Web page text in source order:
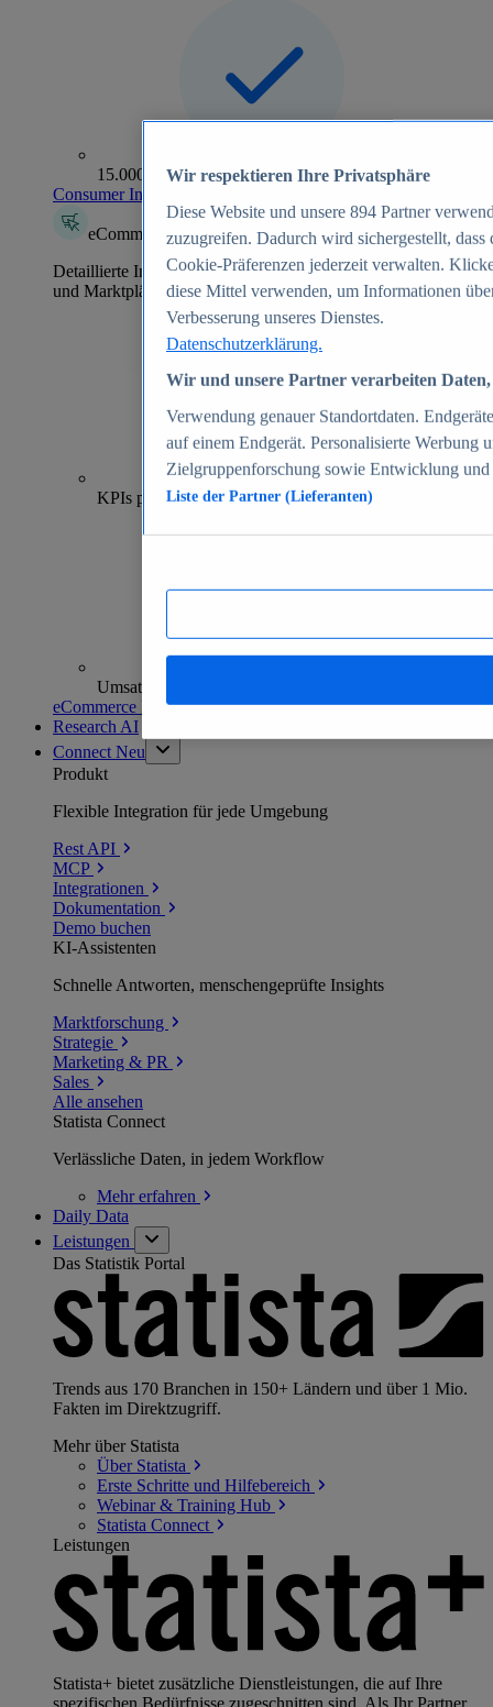
15.000+ Marken
Consumer Insights entdecken
eCommerce Insights
Detaillierte Informationen zu mehr als 39.000 Online-Shops
und Marktplätzen
70+
KPIs pro Shop
Umsatzanalysen und -prognosen
eCommerce Insights entdecken
Research AI
Connect Neu
Produkt
Flexible Integration für jede Umgebung
Rest API
MCP
Integrationen
Dokumentation
Demo buchen
KI-Assistenten
Schnelle Antworten, menschengeprüfte Insights
Marktforschung
Strategie
Marketing & PR
Sales
Alle ansehen
Statista Connect
Verlässliche Daten, in jedem Workflow
Mehrerfahren
Daily Data
Leistungen
Das Statistik Portal
Trends aus 170 Branchen in 150+ Ländern und über 1 Mio.
Fakten im Direktzugriff.
Mehr über Statista
Über Statista
Erste Schritte und Hilfebereich
Webinar & Training Hub
Statista Connect
Leistungen
Statista+ bietet zusätzliche Dienstleistungen, die auf Ihre
spezifischen Bedürfnisse zugeschnitten sind. Als Ihr Partner
Wir respektieren Ihre Privatsphäre
Diese Website und unsere 894 Partner
zuzugreifen. Dadurch wird sichergestellt,
Cookie-Präferenzen jederzeit verwalten.
diese Mittel verwenden, um Informationen
Verbesserung unseres Dienstes.
Datenschutzerklärung.
Wir und unsere Partner verarbeiten
Verwendung genauer Standortdaten.
auf einem Endgerät. Personalisierte Werbung
Zielgruppenforschung sowie Entwicklung
Liste der Partner (Lieferanten)